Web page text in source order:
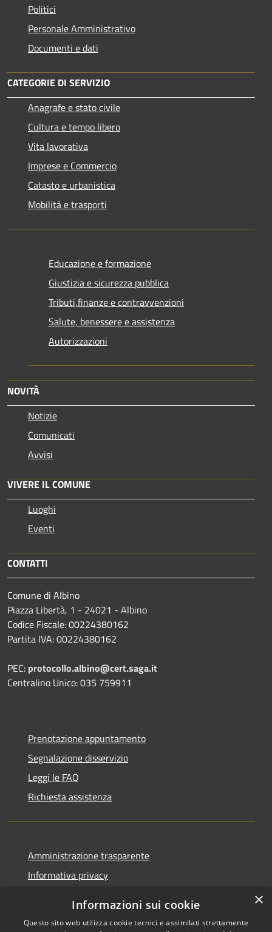
Politici
Personale Amministrativo
Documenti e dati
CATEGORIE DI SERVIZIO
Anagrafe e stato civile
Cultura e tempo libero
Vita lavorativa
Imprese e Commercio
Catasto e urbanistica
Mobilità e trasporti
Educazione e formazione
Giustizia e sicurezza pubblica
Tributi,finanze e contravvenzioni
Salute, benessere e assistenza
Autorizzazioni
NOVITÀ
Notizie
Comunicati
Avvisi
VIVERE IL COMUNE
Luoghi
Eventi
CONTATTI
Comune di Albino
Piazza Libertà, 1 - 24021 - Albino
Codice Fiscale: 00224380162
Partita IVA: 00224380162
PEC: protocollo.albino@cert.saga.it
Centralino Unico: 035 759911
Prenotazione appuntamento
Segnalazione disservizio
Leggi le FAQ
Richiesta assistenza
Amministrazione trasparente
Informativa privacy
Dichiarazione di accessibilità
×
Informazioni sui cookie
Questo sito web utilizza cookie tecnici e assimilati strettamente